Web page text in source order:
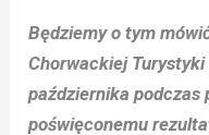
Będziemy o tym
Chorwackiej
października podczas
poświęconemu